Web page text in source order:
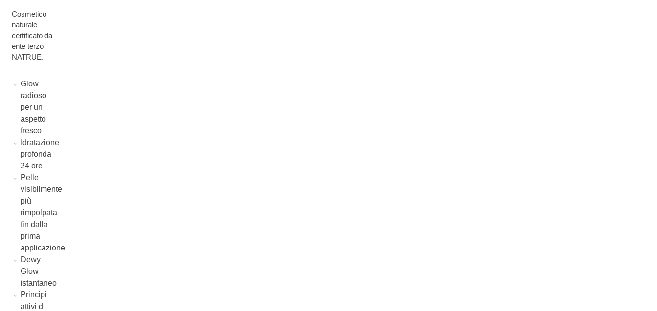
Cosmetico
naturale
certificato da
ente terzo
NATRUE.
Glow
radioso
per un
aspetto
fresco
Idratazione
profonda
24 ore
Pelle
visibilmente
più
rimpolpata
fin dalla
prima
applicazione
Dewy
Glow
istantaneo
Principi
attivi di